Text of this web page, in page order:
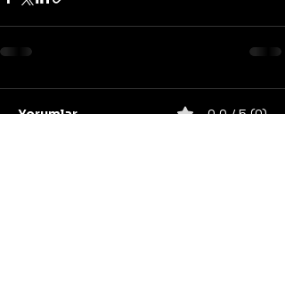
Yorumlar 0.0 / 5 (0)